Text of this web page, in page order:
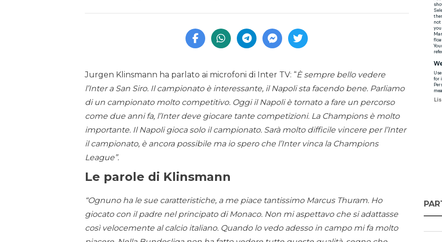
Jurgen Klinsmann ha parlato ai microfoni di Inter TV: “È sempre bello vedere
l’Inter a San Siro. Il campionato è interessante, il Napoli sta facendo bene. Parliamo
di un campionato molto competitivo. Oggi il Napoli è tornato a fare un percorso
come due anni fa, l’Inter deve giocare tante competizioni. La Champions è molto
importante. Il Napoli gioca solo il campionato. Sarà molto difficile vincere per l’Inter
il campionato, è ancora possibile ma io spero che l’Inter vinca la Champions
League”.
Le parole di Klinsmann
“Ognuno ha le sue caratteristiche, a me piace tantissimo Marcus Thuram. Ho
giocato con il padre nel principato di Monaco. Non mi aspettavo che si adattasse
così velocemente al calcio italiano. Quando lo vedo adesso in campo mi fa molto